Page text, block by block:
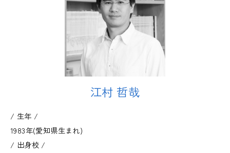
江村 哲哉
/ 生年 /
1983年(愛知県生まれ)
/ 出身校 /